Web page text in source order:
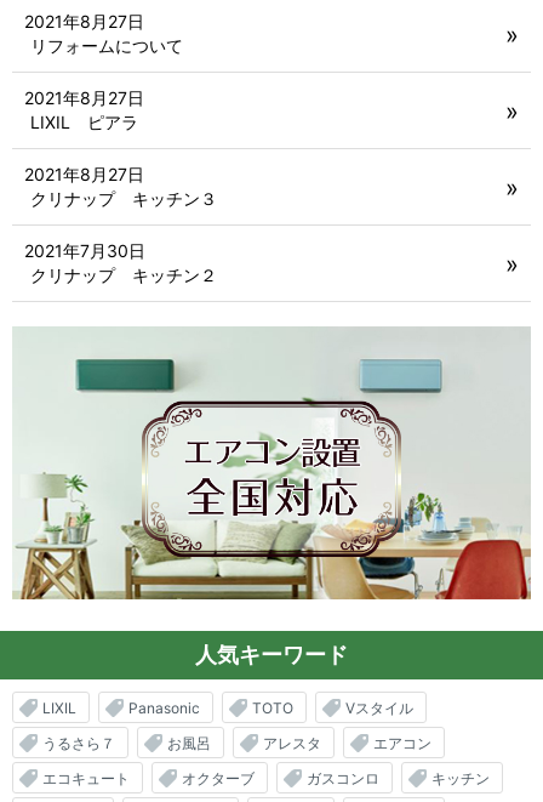
リフォームについて
2021年8月27日
LIXIL ピアラ
2021年8月27日
クリナップ キッチン３
2021年8月27日
クリナップ キッチン２
2021年7月30日
人気キーワード
LIXIL Panasonic TOTO
Vスタイル
うるさら７
お風呂 アレスタ
エアコン
エコキュート
オクターブ ガスコンロ
キッチン